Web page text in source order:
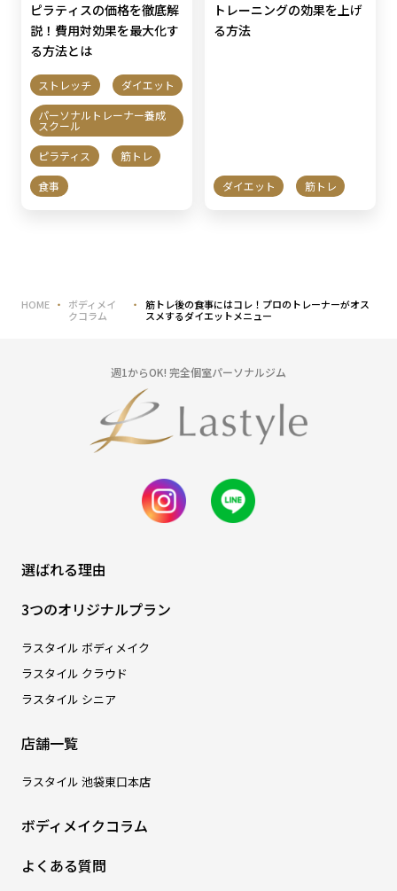
ピラティスの価格を徹底解
説！費用対効果を最大化す
る方法とは
ストレッチ
ダイエット
パーソナルトレーナー養成
スクール
ピラティス
筋トレ
食事
トレーニングの効果を上げ
る方法
ダイエット 筋トレ
HOME
ボディメイ
クコラム
筋トレ後の食事にはコレ！プロのトレーナーがオス
スメするダイエットメニュー
週1からOK! 完全個室パーソナルジム
選ばれる理由
3つのオリジナルプラン
ラスタイル ボディメイク
ラスタイル クラウド
ラスタイル シニア
店舗一覧
ラスタイル 池袋東口本店
ボディメイクコラム
よくある質問